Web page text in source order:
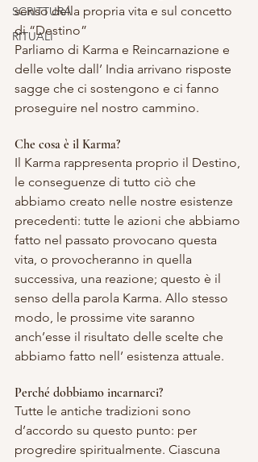
SCRITTURA
RITUALI
senso della propria vita e sul concetto
di “Destino”
Parliamo di Karma e Reincarnazione e
delle volte dall’ India arrivano risposte
sagge che ci sostengono e ci fanno
proseguire nel nostro cammino.
Che cosa è il Karma?
Il Karma rappresenta proprio il Destino,
le conseguenze di tutto ciò che
abbiamo creato nelle nostre esistenze
precedenti: tutte le azioni che abbiamo
fatto nel passato provocano questa
vita, o provocheranno in quella
successiva, una reazione; questo è il
senso della parola Karma. Allo stesso
modo, le prossime vite saranno
anch’esse il risultato delle scelte che
abbiamo fatto nell’ esistenza attuale.
Perché dobbiamo incarnarci?
Tutte le antiche tradizioni sono
d’accordo su questo punto: per
progredire spiritualmente. Ciascuna